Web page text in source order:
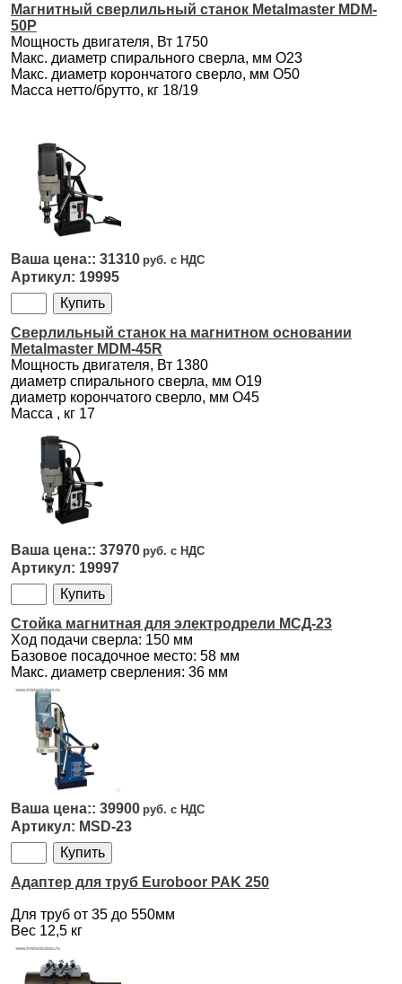
Магнитный сверлильный станок Metalmaster MDM-
50P
Мощность двигателя, Вт 1750
Макс. диаметр спирального сверла, мм O23
Макс. диаметр корончатого сверло, мм O50
Масса нетто/брутто, кг 18/19
31310
19995
Сверлильный станок на магнитном основании
Metalmaster MDM-45R
Мощность двигателя, Вт 1380
диаметр спирального сверла, мм O19
диаметр корончатого сверло, мм O45
Масса , кг 17
37970
19997
Стойка магнитная для электродрели МСД-23
Ход подачи сверла: 150 мм
Базовое посадочное место: 58 мм
Макс. диаметр сверления: 36 мм
39900
MSD-23
Адаптер для труб Euroboor PAK 250
Для труб от 35 до 550мм
Вес 12,5 кг